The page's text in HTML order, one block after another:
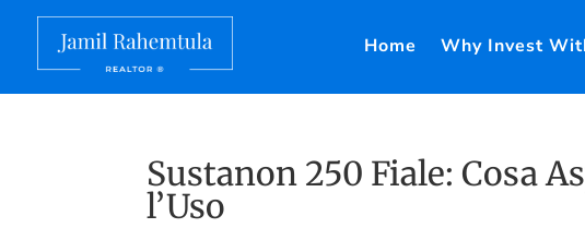
Home Why Invest
Sustanon 250 Fiale: Cosa
l’Uso